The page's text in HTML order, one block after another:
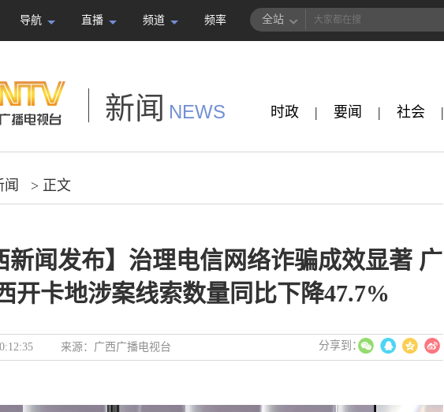
导航 直播 频道 频率 全站
新闻 NEWS 时政 | 要闻 | 社会 |
闻 > 正文
新闻发布】治理电信网络诈骗成效显著 广
开卡地涉案线索数量同比下降47.7%
来源： 广西广播电视台